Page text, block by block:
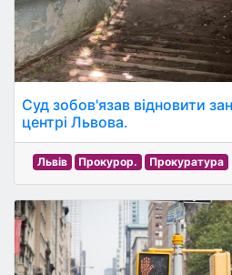
Суд зобов'язав відновити
центрі Львова.
Львів Прокурор. Прокуратура